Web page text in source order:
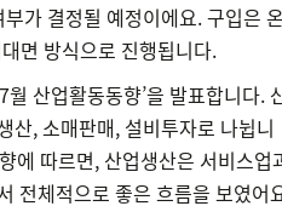
가 결정될 예정이에요. 구입은
면 방식으로 진행됩니다.
산업활동동향’을 발표합니다.
산, 소매판매, 설비투자로 나뉩니
에 따르면, 산업생산은 서비스업
전체적으로 좋은 흐름을 보였어